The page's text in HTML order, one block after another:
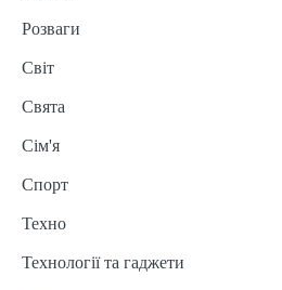
Розваги
Світ
Свята
Сім'я
Спорт
Техно
Технології та гаджети